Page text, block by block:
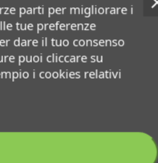
parti per migliorare i
tue preferenze
dare il tuo consenso
puoi cliccare su
i cookies relativi